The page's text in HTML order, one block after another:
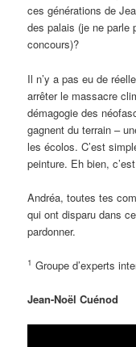
ces générations de
des palais (je ne parle
concours)?
Il n’y a pas eu de
arrêter le massacre
démagogie des
gagnent du terrain –
les écolos. C’est
peinture. Eh bien,
Andréa, toutes tes
qui ont disparu dans
pardonner.
1 Groupe d’experts
Jean-Noël Cuénod